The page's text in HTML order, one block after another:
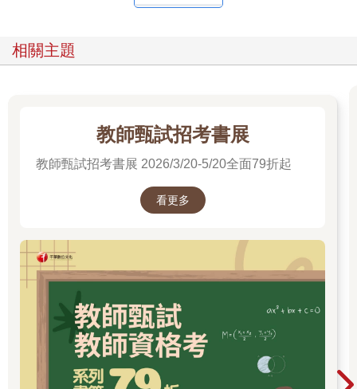
相關主題
教師甄試招考書展
教師甄試招考書展 2026/3/20-5/20全面79折起
看更多